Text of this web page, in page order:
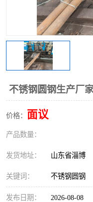
不锈钢圆钢生产厂
价格： 面议
产品数量：
发货地址： 山东省淄博
关键词： 不锈钢圆钢
发布日期： 2026-08-08